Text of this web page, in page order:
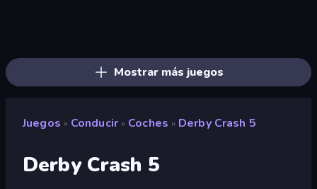
Mostrar más juegos
Juegos » Conducir » Coches » Derby Crash 5
Derby Crash 5